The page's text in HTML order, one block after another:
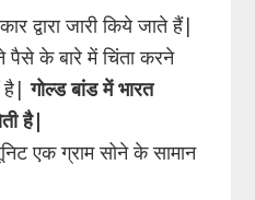
द्वारा जारी किये जाते हैं|
के बारे में चिंता करने
है|गोल्ड बांड में भारत
है|
एक ग्राम सोने के सामान